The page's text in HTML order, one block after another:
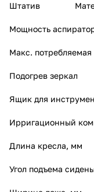
Штатив
Мощность
Макс.
Подогрев зеркал
Ящик для
Ирригационный
Длина кресла, мм
Угол подъема